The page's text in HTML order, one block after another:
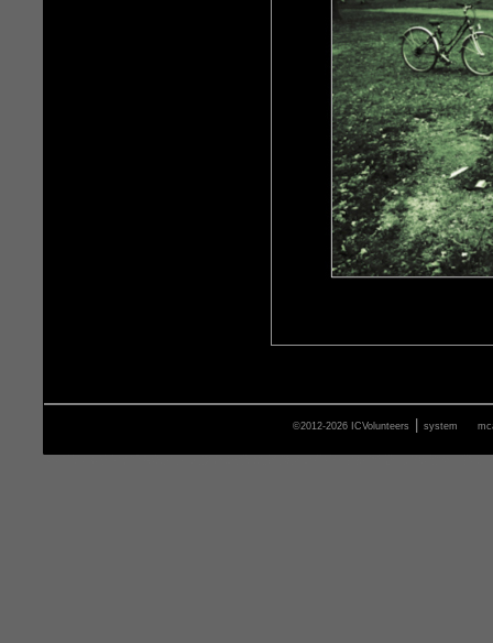
©2012-2026 ICVolunteers system